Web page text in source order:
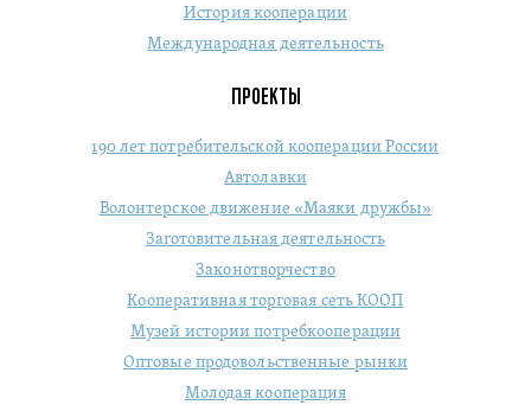
История кооперации
Международная деятельность
ПРОЕКТЫ
190 лет потребительской кооперации России
Автолавки
Волонтерское движение «Маяки дружбы»
Заготовительная деятельность
Законотворчество
Кооперативная торговая сеть КООП
Музей истории потребкооперации
Оптовые продовольственные рынки
Молодая кооперация